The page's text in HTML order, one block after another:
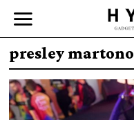
presley martono